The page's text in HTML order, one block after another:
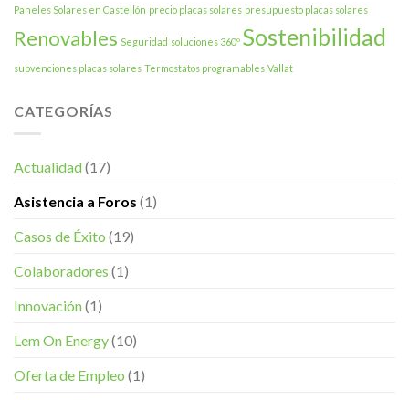
Paneles Solares en Castellón precio placas solares presupuesto placas solares
Renovables Seguridad soluciones 360º Sostenibilidad
subvenciones placas solares Termostatos programables Vallat
CATEGORÍAS
Actualidad(17)
Asistencia a Foros (1)
Casos de Éxito (19)
Colaboradores (1)
Innovación(1)
Lem On Energy(10)
Oferta de Empleo (1)